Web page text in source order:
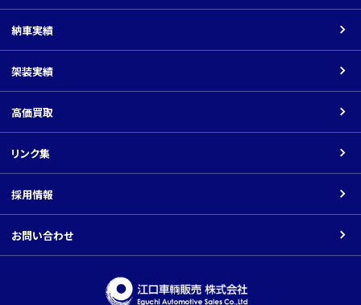
クレーン付（中型）
車載車
ダンプ
その他の車種
架装工場
取引方法
ネットでのお取引の場合
振込先口座
納車実績
架装実績
高価買取
リンク集
採用情報
お問い合わせ